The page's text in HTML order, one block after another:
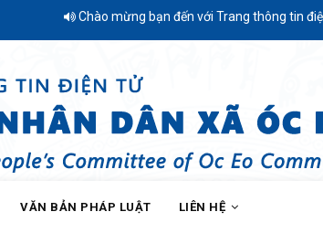
Chào mừng bạn đến với Trang thông tin điện
VĂN BẢN PHÁP LUẬT LIÊN HỆ